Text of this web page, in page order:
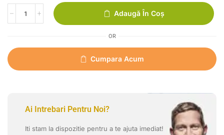
Adaugă În Coș
OR
Cumpara Acum
Ai Intrebari Pentru Noi?
Iti stam la dispozitie pentru a te ajuta imediat!